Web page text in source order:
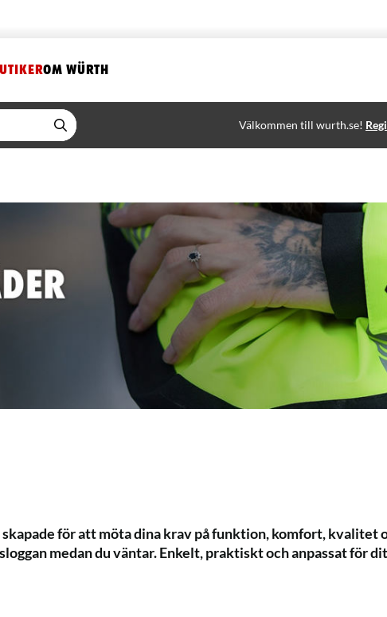
OM WÜRTH
Välkommen till wurth.se!
för att möta dina krav på funktion, komfort, kvalitet
medan du väntar. Enkelt, praktiskt och anpassat för